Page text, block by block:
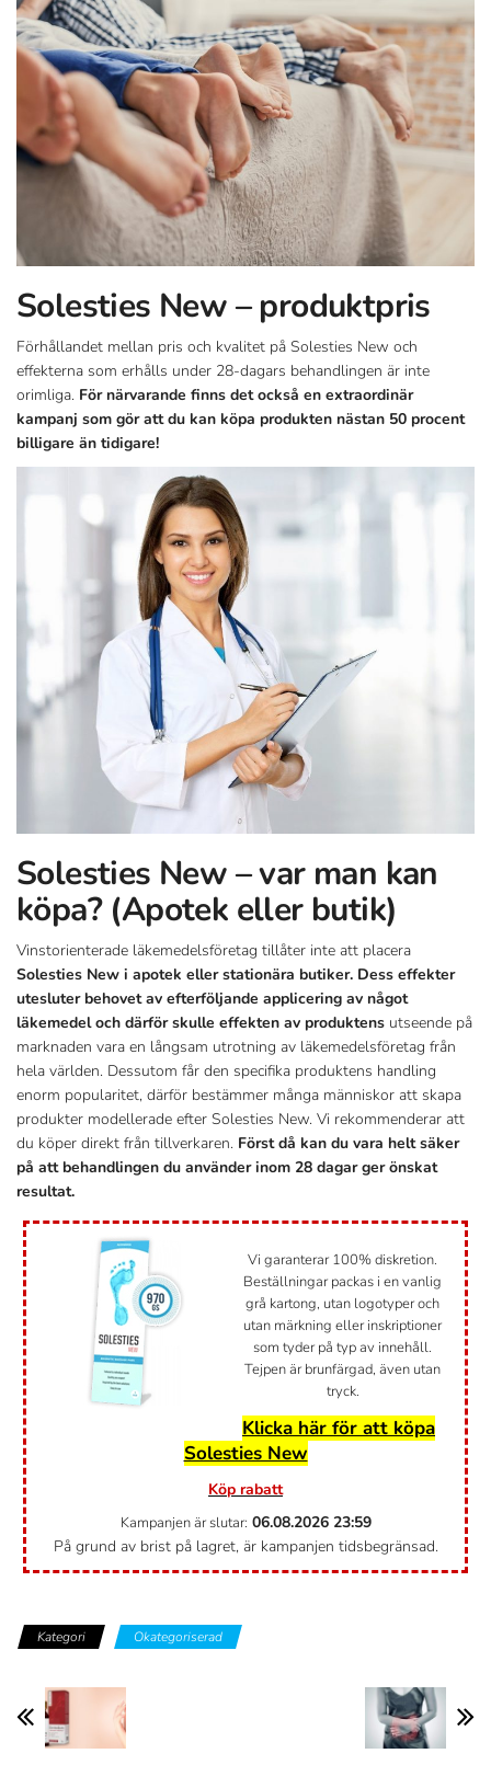
Solesties New – produktpris
Förhållandet mellan pris och kvalitet på Solesties New och
effekterna som erhålls under 28-dagars behandlingen är inte
orimliga. För närvarande finns det också en extraordinär
kampanj som gör att du kan köpa produkten nästan 50 procent
billigare än tidigare!
Solesties New – var man kan
köpa? (Apotek eller butik)
Vinstorienterade läkemedelsföretag tillåter inte att placera
Solesties New i apotek eller stationära butiker. Dess effekter
utesluter behovet av efterföljande applicering av något
läkemedel och därför skulle effekten av produktens utseende på
marknaden vara en långsam utrotning av läkemedelsföretag från
hela världen. Dessutom får den specifika produktens handling
enorm popularitet, därför bestämmer många människor att skapa
produkter modellerade efter Solesties New. Vi rekommenderar att
du köper direkt från tillverkaren. Först då kan du vara helt säker
på att behandlingen du använder inom 28 dagar ger önskat
resultat.
Vi garanterar 100% diskretion.
Beställningar packas i en vanlig
grå kartong, utan logotyper och
utan märkning eller inskriptioner
som tyder på typ av innehåll.
Tejpen är brunfärgad, även utan
tryck.
Klicka här för att köpa
Solesties New
Köp rabatt
Kampanjen är slutar: 06.08.2026 23:59
På grund av brist på lagret, är kampanjen tidsbegränsad.
Kategori Okategoriserad